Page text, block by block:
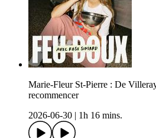
Marie-Fleur St-Pierre : De
recommencer
2026-06-30
1h 16 mins.